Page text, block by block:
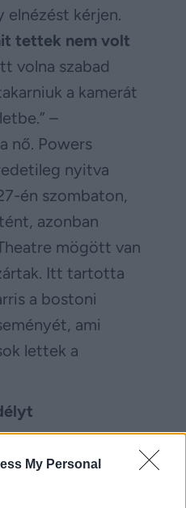
My Personal
elnézést kérjen.
tettek nem volt
volna szabad
a kamerát
–
nő. Powers
nyitva
én szombaton,
azonban
mögött van
Itt tartotta
a bostoni
ami
lettek a
az emberek